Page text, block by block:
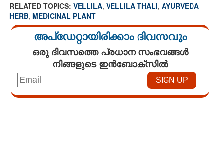
RELATED TOPICS: VELLILA, VELLILA THALI, AYURVEDA
HERB, MEDICINAL PLANT
അപ്ഡേറ്റായിരിക്കാം ദിവസവും
ഒരു ദിവസത്തെ പ്രധാന സംഭവങ്ങൾ
നിങ്ങളുടെ ഇൻബോക്സിൽ